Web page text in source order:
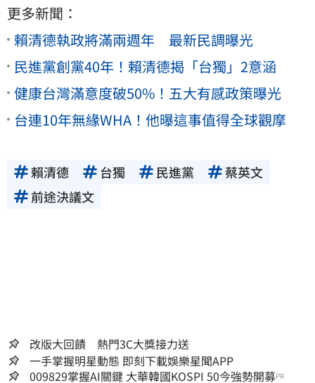
更多新聞：
賴清德執政將滿兩週年 最新民調曝光
民進黨創黨40年！賴清德揭「台獨」2意涵
健康台灣滿意度破50%！五大有感政策曝光
台連10年無緣WHA！他曝這事值得全球觀摩
賴清德 台獨 民進黨
蔡英文
前途決議文
改版大回饋 熱門3C大獎接力送
一手掌握明星動態 即刻下載娛樂星聞APP
009829掌握AI關鍵 大華韓國KOSPI 50今強勢開募PR